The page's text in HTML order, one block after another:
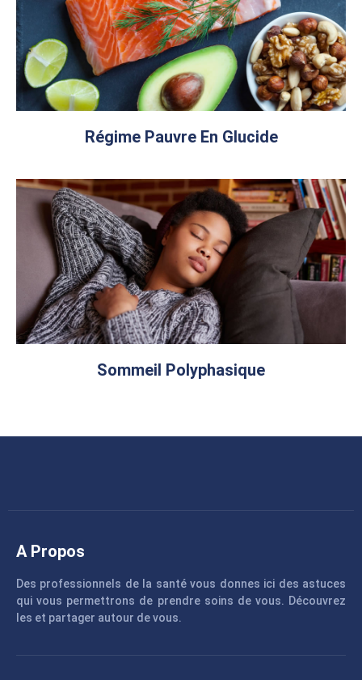
Régime Pauvre En Glucide
Sommeil Polyphasique
A Propos
Des professionnels de la santé vous donnes ici des astuces
qui vous permettrons de prendre soins de vous. Découvrez
les et partager autour de vous.